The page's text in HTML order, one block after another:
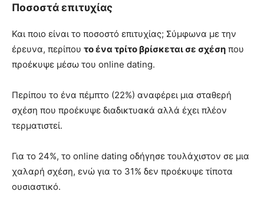
Ποσοστά επιτυχίας
Και ποιο είναι το ποσοστό επιτυχίας; Σύμφωνα με την
έρευνα, περίπου το ένα τρίτο βρίσκεται σε σχέση που
προέκυψε μέσω του online dating.
Περίπου το ένα πέμπτο (22%) αναφέρει μια σταθερή
σχέση που προέκυψε διαδικτυακά αλλά έχει πλέον
τερματιστεί.
Για το 24%, το online dating οδήγησε τουλάχιστον σε μια
χαλαρή σχέση, ενώ για το 31% δεν προέκυψε τίποτα
ουσιαστικό.